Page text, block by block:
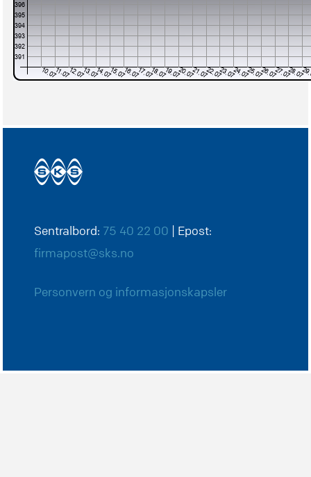
Sentralbord: 75 40 22 00 | Epost:
firmapost@sks.no
Personvern og informasjonskapsler